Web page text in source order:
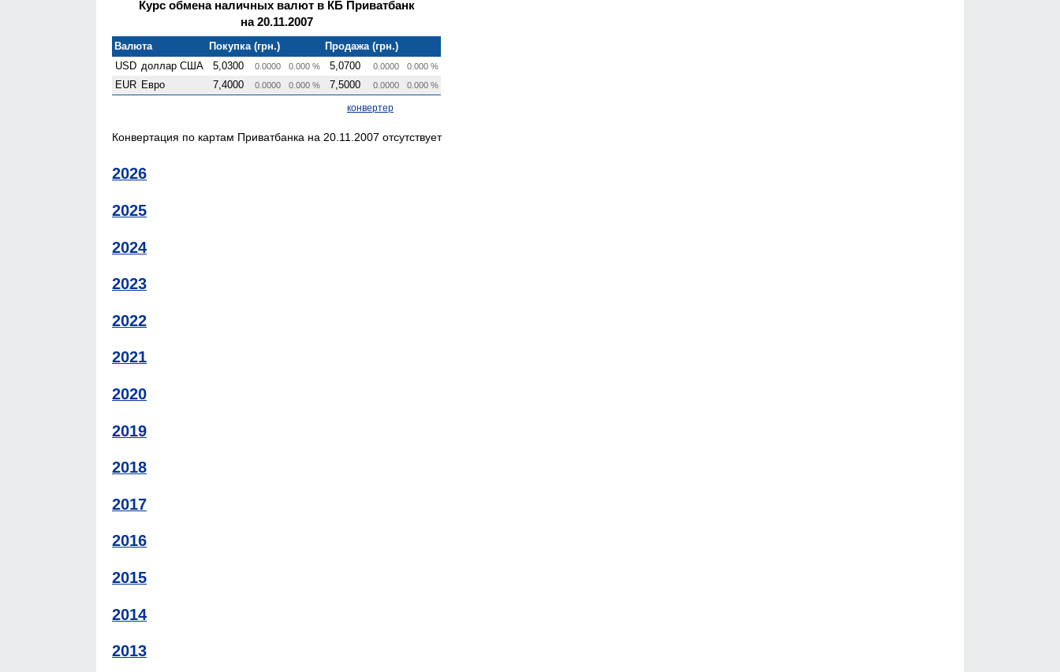
Курс обмена наличных валют в КБ Приватбанк
на 20.11.2007
Валюта Покупка (грн.)
Продажа (грн.)
USD доллар США 5,0300 0.0000 0.000 % 5,0700 0.0000 0.000 %
EUR Евро 7,4000 0.0000 0.000 % 7,5000 0.0000 0.000 %
конвертер
Конвертация по картам Приватбанка на 20.11.2007 отсутствует
2026
2025
2024
2023
2022
2021
2020
2019
2018
2017
2016
2015
2014
2013